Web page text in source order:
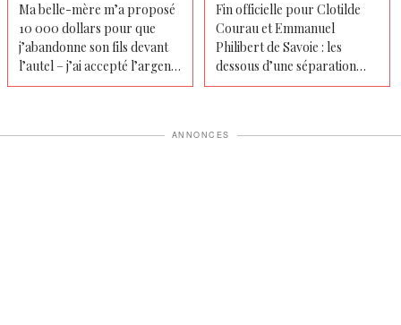
Ma belle-mère m’a proposé
10 000 dollars pour que
j’abandonne son fils devant
l’autel – j’ai accepté l’argent,
mais l’invité surprise que j’ai
Fin officielle pour Clotilde
Courau et Emmanuel
Philibert de Savoie : les
dessous d’une séparation
maîtrisée
ANNONCES